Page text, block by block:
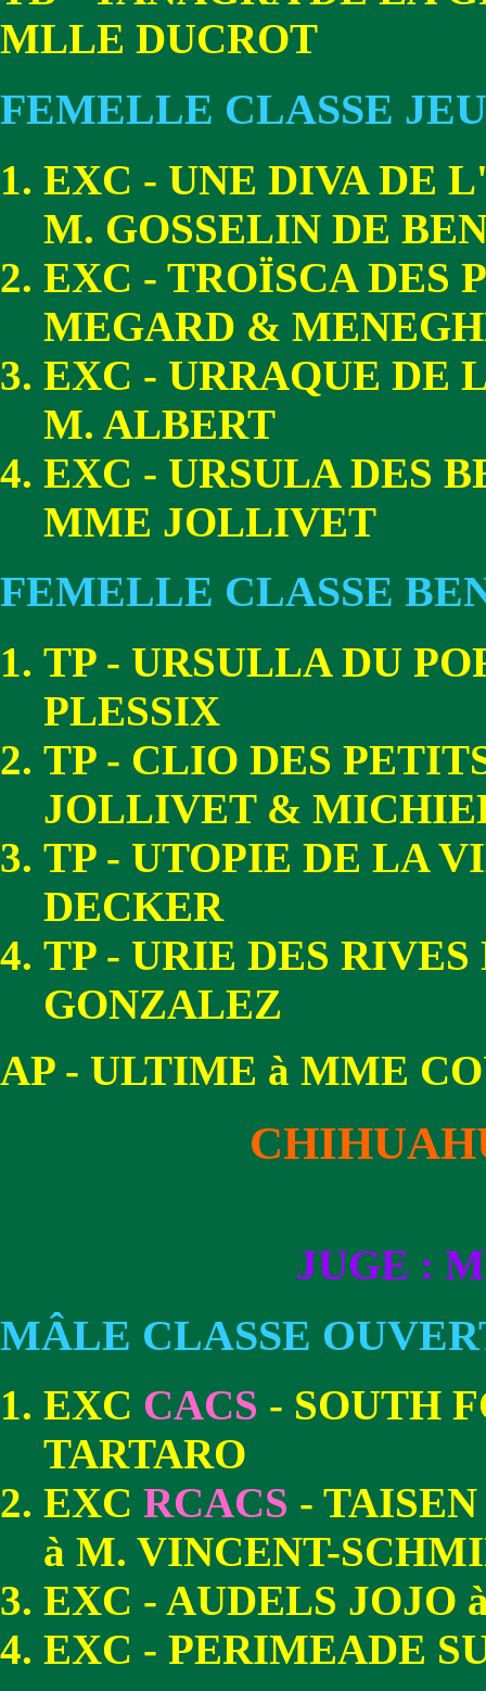
MLLE DUCROT
FEMELLE CLASSE
EXC - UNE DIVA DE
M. GOSSELIN DE
EXC - TROÏSCA DES
MEGARD &
EXC - URRAQUE DE
M. ALBERT
EXC - URSULA DES
MME JOLLIVET
FEMELLE CLASSE
TP - URSULLA DU
PLESSIX
TP - CLIO DES
JOLLIVET &
TP - UTOPIE DE LA
DECKER
TP - URIE DES
GONZALEZ
AP - ULTIME à MME
JUGE :
MÂLE CLASSE
EXC CACS - SOUTH
TARTARO
EXC RCACS -
à M. VINCENT-
EXC - AUDELS JOJO
EXC - PERIMEADE